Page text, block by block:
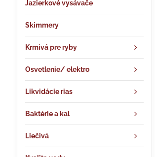
Jazierkové vysávače
Skimmery
Krmivá pre ryby
Osvetlenie/ elektro
Likvidácie rias
Baktérie a kal
Liečivá